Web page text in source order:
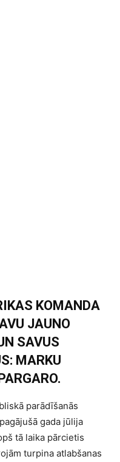
KOMANDA
JAUNO
SAVUS
MARKU
parādīšanās
gada jūlija
tā laika pārcietis
turpina atlabšanas